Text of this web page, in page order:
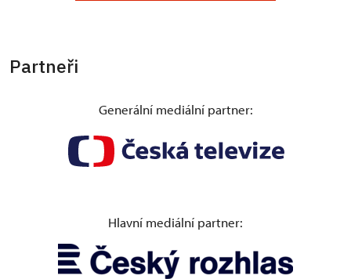
Partneři
Generální mediální partner:
Hlavní mediální partner: